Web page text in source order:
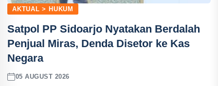
AKTUAL > HUKUM
Satpol PP Sidoarjo Nyatakan Berdalah
Penjual Miras, Denda Disetor ke Kas
Negara
05 AUGUST 2026